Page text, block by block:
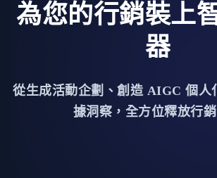
為您的行銷裝上
器
從生成活動企劃、創造 AIGC 個人
據洞察，全方位釋放行